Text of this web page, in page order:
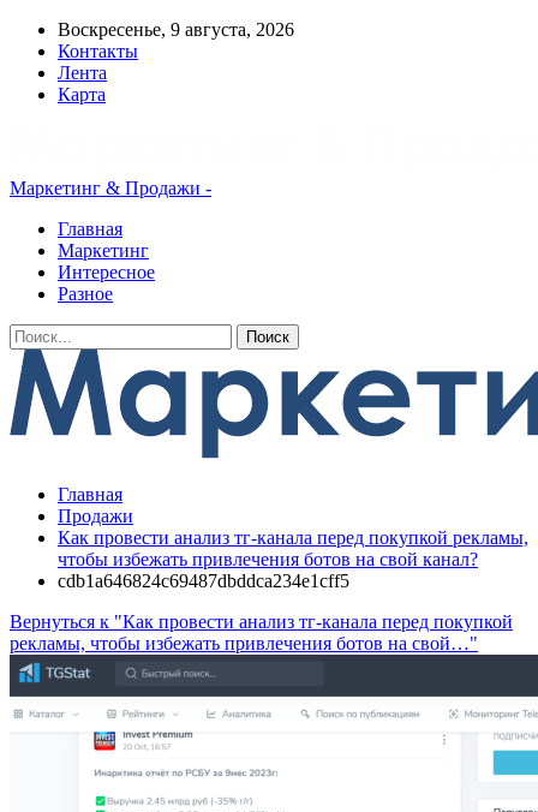
Воскресенье, 9 августа, 2026
Контакты
Лента
Карта
Маркетинг & Продажи -
Главная
Маркетинг
Интересное
Разное
Главная
Продажи
Как провести анализ тг-канала перед покупкой рекламы,
чтобы избежать привлечения ботов на свой канал?
cdb1a646824c69487dbddca234e1cff5
Вернуться к "Как провести анализ тг-канала перед покупкой
рекламы, чтобы избежать привлечения ботов на свой…"